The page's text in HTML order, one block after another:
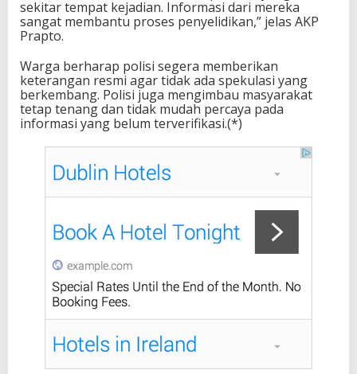
sekitar tempat kejadian. Informasi dari mereka
sangat membantu proses penyelidikan,” jelas AKP
Prapto.
Warga berharap polisi segera memberikan
keterangan resmi agar tidak ada spekulasi yang
berkembang. Polisi juga mengimbau masyarakat
tetap tenang dan tidak mudah percaya pada
informasi yang belum terverifikasi.(*)